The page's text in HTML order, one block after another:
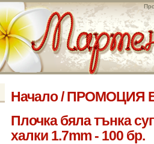
Начало/ПРОМОЦИЯ
Плочка бяла тънка
халки 1.7mm - 100 бр.